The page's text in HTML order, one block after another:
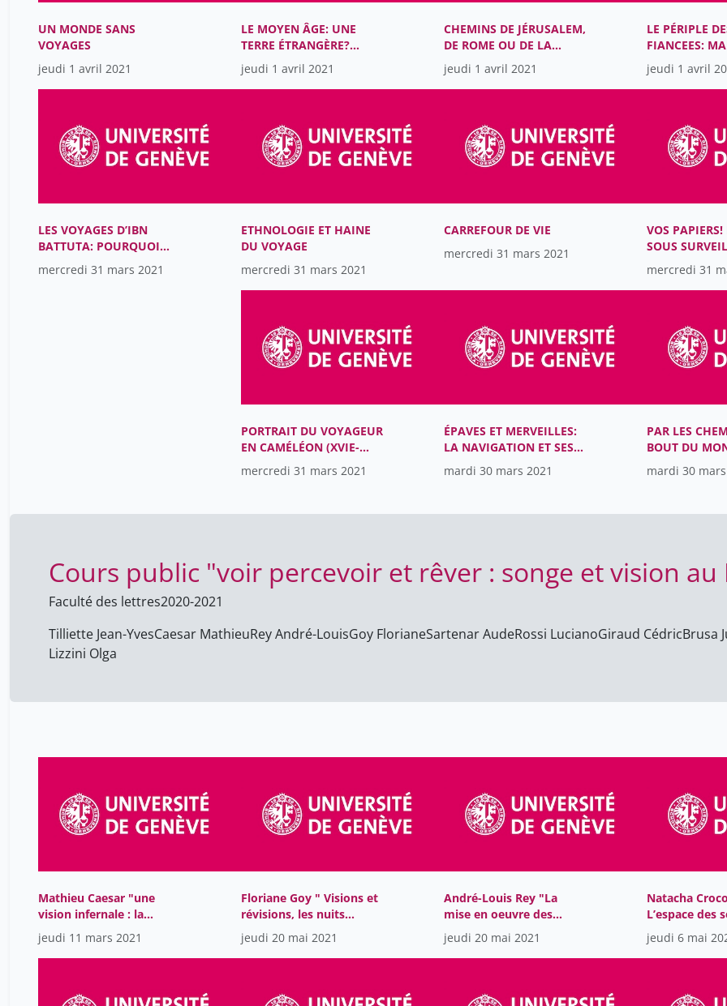
UN MONDE SANS
VOYAGES
jeudi 1 avril 2021
LE MOYEN ÂGE: UNE
TERRE ÉTRANGÈRE?
VOYAGE DANS LES
IMAGINAIRES
CONTEMPORAINS DE
jeudi 1 avril 2021
CHEMINS DE JÉRUSALEM,
DE ROME OU DE LA
MECQUE
jeudi 1 avril 2021
LE PÉRIPLE
FIANCEES:
POLITIQUE À
RENAISSANCE
jeudi 1 avril
LES VOYAGES D’IBN
BATTUTA: POURQUOI
PARTIR, POURQUOI
RENTRER?
mercredi 31 mars 2021
ETHNOLOGIE ET HAINE
DU VOYAGE
mercredi 31 mars 2021
CARREFOUR DE VIE
mercredi 31 mars 2021
VOS PAPIERS!
SOUS
ENTRE
MATÉRIELLE
POLITIQUES
mercredi 31
PORTRAIT DU VOYAGEUR
EN CAMÉLÉON (XVIE-
XVIIE SIÈCLES)
mercredi 31 mars 2021
ÉPAVES ET MERVEILLES:
LA NAVIGATION ET SES
VESTIGES EN
MÉDITERRANÉE ANTIQUE
mardi 30 mars 2021
PAR LES
BOUT DU
VOYAGES
JAPON
mardi 30 mars
Cours public "voir percevoir et rêver : songe et vision au
Faculté des lettres2020-2021
Tilliette Jean-YvesCaesar MathieuRey André-LouisGoy FlorianeSartenar AudeRossi LucianoGiraud CédricBrusa
Lizzini Olga
Mathieu Caesar "une
vision infernale : la
mesnie Hellequin"
jeudi 11 mars 2021
Floriane Goy " Visions et
révisions, les nuits
agitées des intellectuels
du Moyen Age"
jeudi 20 mai 2021
André-Louis Rey "La
mise en oeuvre des
songes dans
l'historiographie
byzantine"
jeudi 20 mai 2021
Natacha
L’espace des
prophéties
version
Chevalier au
jeudi 6 mai